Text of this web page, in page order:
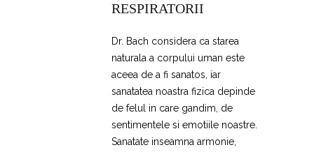
RESPIRATORII
Dr. Bach considera ca starea
naturala a corpului uman este
aceea de a fi sanatos, iar
sanatatea noastra fizica depinde
de felul in care gandim, de
sentimentele si emotiile noastre.
Sanatate inseamna armonie,